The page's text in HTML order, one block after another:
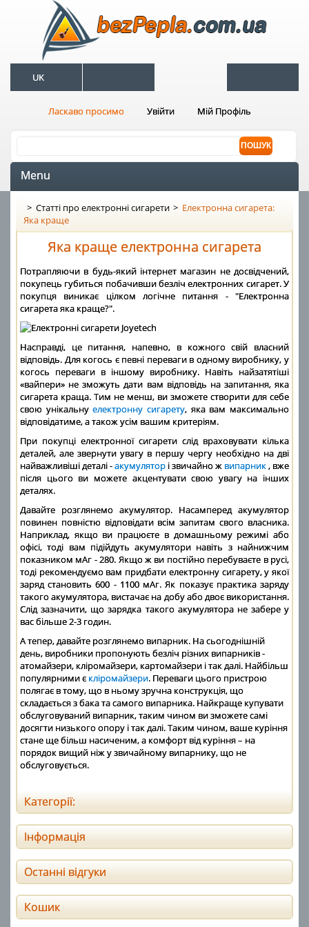
UK
Ласкаво просимо Увійти Мій Профіль
Menu
> Статті про електронні сигарети > Електронна сигарета:
Яка краще
Яка краще електронна сигарета
Потрапляючи в будь-який інтернет магазин не досвідчений,
покупець губиться побачивши безліч електронних сигарет. У
покупця виникає цілком логічне питання - "Електронна
сигарета яка краще?".
Насправді, це питання, напевно, в кожного свій власний
відповідь. Для когось є певні переваги в одному виробнику, у
когось переваги в іншому виробнику. Навіть найзатятіші
«вайпери» не зможуть дати вам відповідь на запитання, яка
сигарета краща. Тим не менш, ви зможете створити для себе
свою унікальнуелектронну сигарету, яка вам максимально
відповідатиме, а також усім вашим критеріям.
При покупці електронної сигарети слід враховувати кілька
деталей, але звернути увагу в першу чергу необхідно на дві
найважливіші деталі -акумулятор і звичайно ж випарник, вже
після цього ви можете акцентувати свою увагу на інших
деталях.
Давайте розглянемо акумулятор. Насамперед акумулятор
повинен повністю відповідати всім запитам свого власника.
Наприклад, якщо ви працюєте в домашньому режимі або
офісі, тоді вам підійдуть акумулятори навіть з найнижчим
показником мАг - 280. Якщо ж ви постійно перебуваєте в русі,
тоді рекомендуємо вам придбати електронну сигарету, у якої
заряд становить 600 - 1100 мАг. Як показує практика заряду
такого акумулятора, вистачає на добу або двоє використання.
Слід зазначити, що зарядка такого акумулятора не забере у
вас більше 2-3 годин.
А тепер, давайте розглянемо випарник. На сьогоднішній
день, виробники пропонують безліч різних випарників -
атомайзери, кліромайзери, картомайзери і так далі. Найбільш
популярними є кліромайзери. Переваги цього пристрою
полягає в тому, що в ньому зручна конструкція, що
складається з бака та самого випарника. Найкраще купувати
обслуговуваний випарник, таким чином ви зможете самі
досягти низького опору і так далі. Таким чином, ваше куріння
стане ще більш насиченим, а комфорт від куріння – на
порядок вищий ніж у звичайному випарнику, що не
обслуговується.
Категорії:
Інформація
Останні відгуки
Кошик